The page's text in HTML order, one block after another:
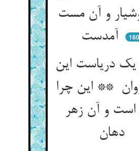
و آن مست
دریاست این
** این چرا
و آن زهر
دهان